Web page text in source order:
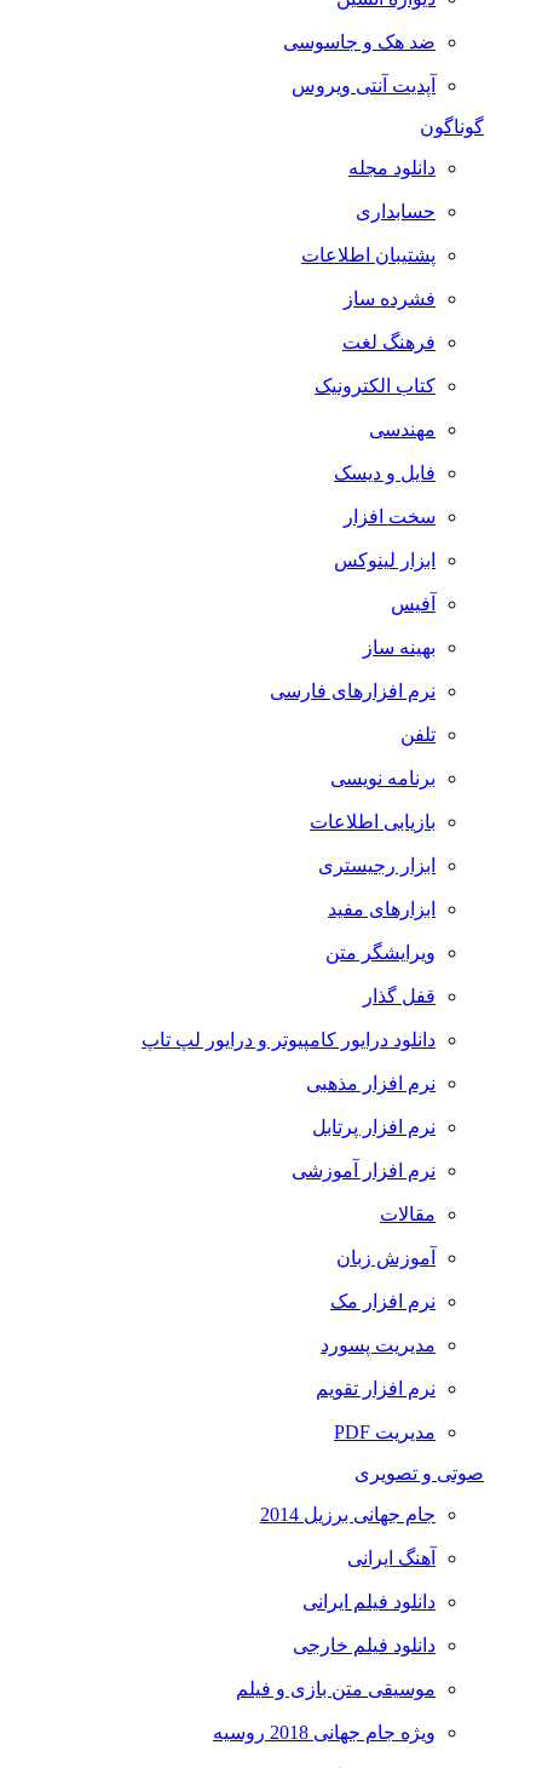
ضد هک و جاسوسی
آپدیت آنتی ویروس
گوناگون
دانلود مجله
حسابداری
پشتیبان اطلاعات
فشرده ساز
فرهنگ لغت
کتاب الکترونیک
مهندسی
فایل و دیسک
سخت افزار
ابزار لینوکس
آفیس
بهینه ساز
نرم افزارهای فارسی
تلفن
برنامه نویسی
بازیابی اطلاعات
ابزار رجیستری
ابزارهای مفید
ویرایشگر متن
قفل گذار
دانلود درایور کامپیوتر و درایور لپ تاپ
نرم افزار مذهبی
نرم افزار پرتابل
نرم افزار آموزشی
مقالات
آموزش زبان
نرم افزار مک
مدیریت پسورد
نرم افزار تقویم
مدیریت PDF
صوتی و تصویری
جام جهانی برزیل 2014
آهنگ ایرانی
دانلود فیلم ایرانی
دانلود فیلم خارجی
موسیقی متن بازی و فیلم
ویژه جام جهانی 2018 روسیه